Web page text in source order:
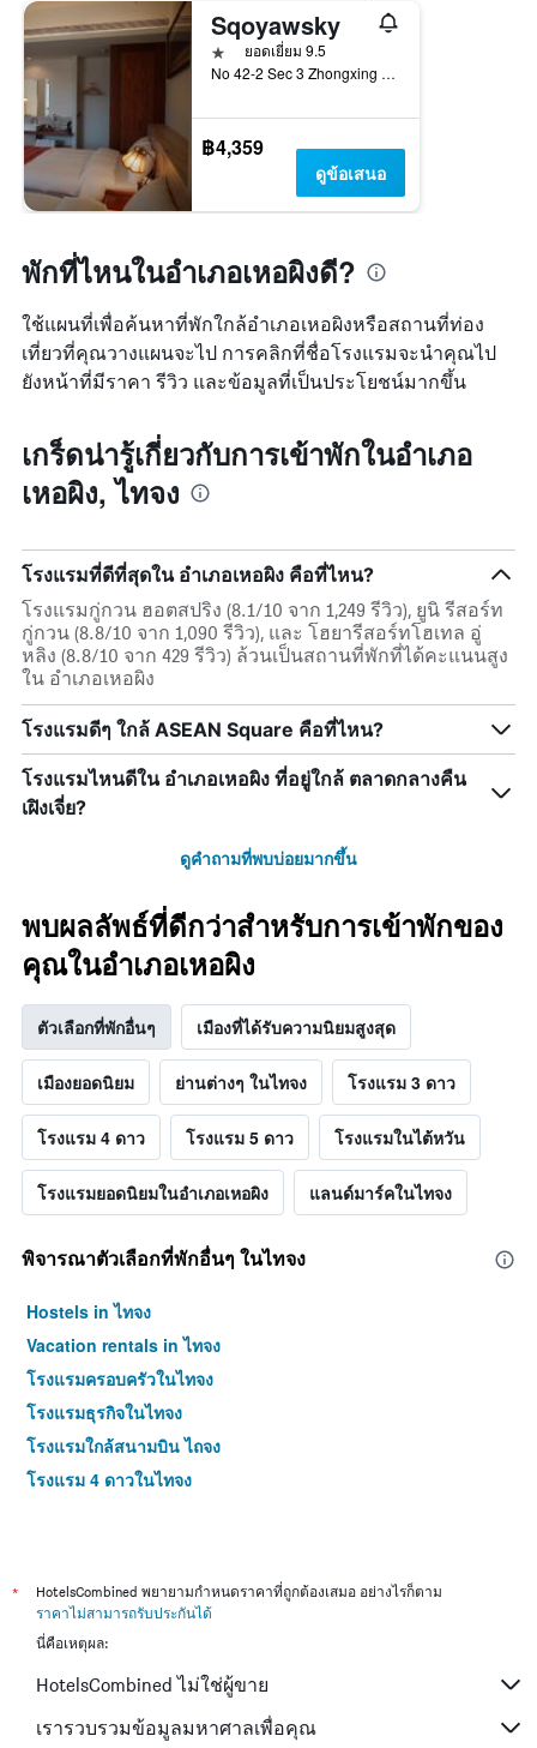
Sqoyawsky
1 ดาวยอดเยี่ยม 9.5
No 42-2 Sec 3 Zhongxing Rd, เขตชนบทเซี่ยวหลิน, ไต้หวัน
฿4,359
ดูข้อเสนอ
พักที่ไหนในอำเภอเหอผิงดี?
ใช้แผนที่เพื่อค้นหาที่พักใกล้อำเภอเหอผิงหรือสถานที่ท่อง
เที่ยวที่คุณวางแผนจะไป การคลิกที่ชื่อโรงแรมจะนำคุณไป
ยังหน้าที่มีราคา รีวิว และข้อมูลที่เป็นประโยชน์มากขึ้น
เกร็ดน่ารู้เกี่ยวกับการเข้าพักในอำเภอ
เหอผิง, ไทจง
โรงแรมที่ดีที่สุดใน อำเภอเหอผิง คือที่ไหน?
โรงแรมกู่กวน ฮอตสปริง (8.1/10 จาก 1,249 รีวิว), ยูนิ รีสอร์ท
กู่กวน (8.8/10 จาก 1,090 รีวิว), และ โฮยารีสอร์ทโฮเทล อู่
หลิง (8.8/10 จาก 429 รีวิว) ล้วนเป็นสถานที่พักที่ได้คะแนนสูง
ใน อำเภอเหอผิง
โรงแรมดีๆ ใกล้ ASEAN Square คือที่ไหน?
โรงแรมไหนดีใน อำเภอเหอผิง ที่อยู่ใกล้ ตลาดกลางคืน
เฝิงเจี่ย?
ดูคำถามที่พบบ่อยมากขึ้น
พบผลลัพธ์ที่ดีกว่าสำหรับการเข้าพักของ
คุณในอำเภอเหอผิง
ตัวเลือกที่พักอื่นๆ เมืองที่ได้รับความนิยมสูงสุด
เมืองยอดนิยม ย่านต่างๆ ในไทจง โรงแรม 3 ดาว
โรงแรม 4 ดาว โรงแรม 5 ดาว โรงแรมในไต้หวัน
โรงแรมยอดนิยมในอำเภอเหอผิง แลนด์มาร์คในไทจง
พิจารณาตัวเลือกที่พักอื่นๆ ในไทจง
Hostels in ไทจง
Vacation rentals in ไทจง
โรงแรมครอบครัวในไทจง
โรงแรมธุรกิจในไทจง
โรงแรมใกล้สนามบิน ไถจง
โรงแรม 4 ดาวในไทจง
*
HotelsCombined พยายามกำหนดราคาที่ถูกต้องเสมอ อย่างไรก็ตาม
ราคาไม่สามารถรับประกันได้
นี่คือเหตุผล:
HotelsCombined ไม่ใช่ผู้ขาย
เรารวบรวมข้อมูลมหาศาลเพื่อคุณ